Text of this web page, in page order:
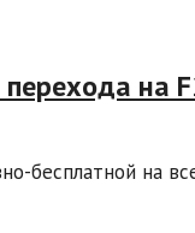
на
бесплатной на